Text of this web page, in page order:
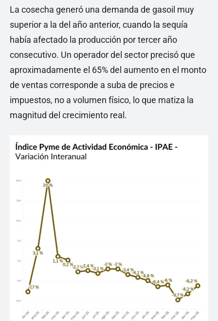
La cosecha generó una demanda de gasoil muy
superior a la del año anterior, cuando la sequía
había afectado la producción por tercer año
consecutivo. Un operador del sector precisó que
aproximadamente el 65% del aumento en el monto
de ventas corresponde a suba de precios e
impuestos, no a volumen físico, lo que matiza la
magnitud del crecimiento real.